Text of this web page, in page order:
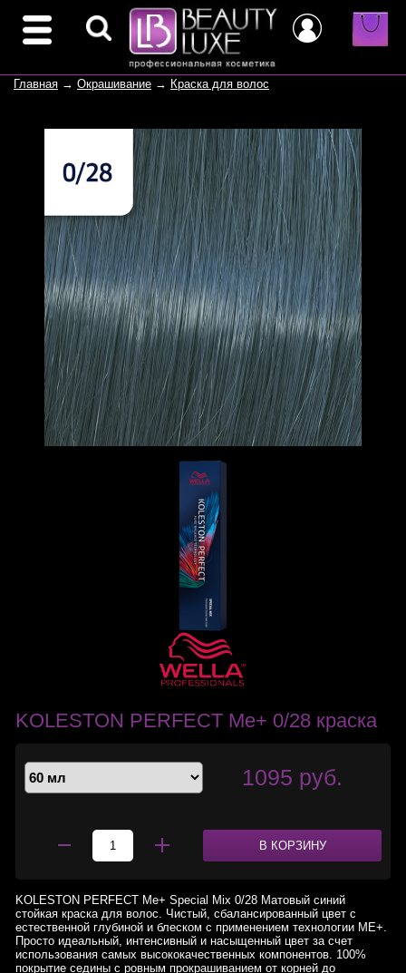
Главная → Окрашивание → Краска для волос
KOLESTON PERFECT Me+ 0/28 краска
1095 руб.
В КОРЗИНУ
KOLESTON PERFECT Me+ Special Mix 0/28 Матовый синий
стойкая краска для волос. Чистый, сбалансированный цвет с
естественной глубиной и блеском с применением технологии МЕ+.
Просто идеальный, интенсивный и насыщенный цвет за счет
использования самых высококачественных компонентов. 100%
покрытие седины с ровным прокрашиванием от корней до